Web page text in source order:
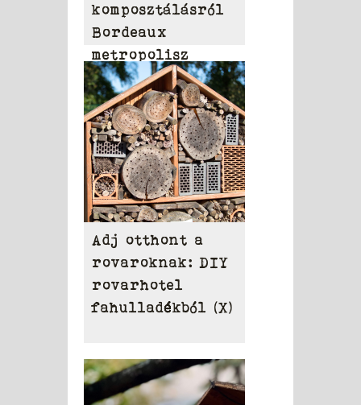
komposztálásról
Bordeaux
metropolisz
területén
Adj otthont a
rovaroknak: DIY
rovarhotel
fahulladékból (X)